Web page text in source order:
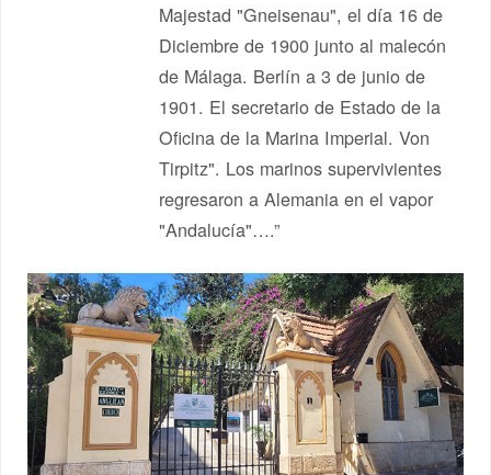
Majestad "Gneisenau", el día 16 de
Diciembre de 1900 junto al malecón
de Málaga. Berlín a 3 de junio de
1901. El secretario de Estado de la
Oficina de la Marina Imperial. Von
Tirpitz". Los marinos supervivientes
regresaron a Alemania en el vapor
"Andalucía"….”